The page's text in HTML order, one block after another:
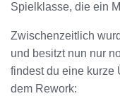
Spielklasse, die ein
Zwischenzeitlich
und besitzt nun nur
findest du eine kurze
dem Rework: